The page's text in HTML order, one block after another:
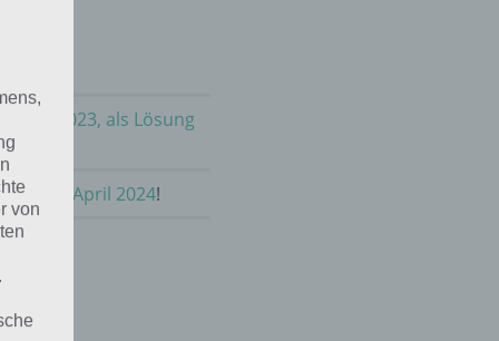
April 2023, als Lösung
im April 2024!
von